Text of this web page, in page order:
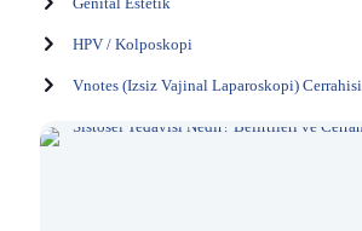
HPV / Kolposkopi
Vnotes (Izsiz Vajinal Laparoskopi) Cerrahisi